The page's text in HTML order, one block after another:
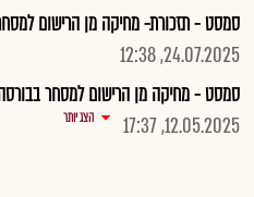
סמסט - תזכורת- מחיקה מן הרישום למסחר
24.07.2025, 12:38
סמסט - מחיקה מן הרישום למסחר בבורסה
12.05.2025, 17:37
הצג יותר